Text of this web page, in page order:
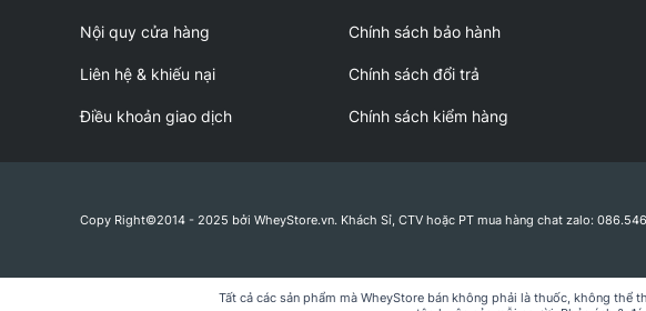
Nội quy cửa hàng
Liên hệ & khiếu nại
Điều khoản giao dịch
Chính sách bảo hành
Chính sách đổi trả
Chính sách kiểm hàng
Copy Right©2014 - 2025 bởi WheyStore.vn. Khách Sỉ, CTV hoặc PT mua hàng chat zalo:
Tất cả các sản phẩm mà WheyStore bán không phải là thuốc, không thể